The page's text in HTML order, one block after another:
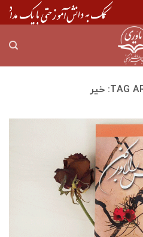
TAG خیر